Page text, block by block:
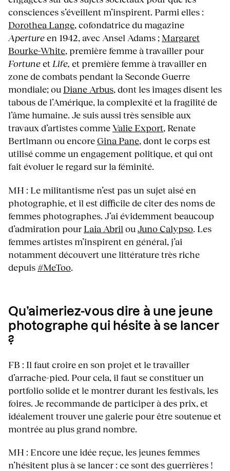
consciences s’éveillent m’inspirent. Parmi elles :
Dorothea Lange, cofondatrice du magazine
Apertureen 1942, avec Ansel Adams ; Margaret
Bourke-White, première femme à travailler pour
FortuneetLife, et première femme à travailler en
zone de combats pendant la Seconde Guerre
mondiale; ou Diane Arbus, dont les images disent les
tabous de l’Amérique, la complexité et la fragilité de
l’âme humaine. Je suis aussi très sensible aux
travaux d’artistes commeValie Export, Renate
Bertlmann ou encoreGina Pane, dont le corps est
utilisé comme un engagement politique, et qui ont
fait évoluer le regard sur la féminité.
MH : Le militantisme n’est pas un sujet aisé en
photographie, et il est difficile de citer des noms de
femmes photographes. J’ai évidemment beaucoup
d’admiration pour Laia Abril ouJuno Calypso. Les
femmes artistes m’inspirent en général, j’ai
notamment découvert une littérature très riche
depuis#MeToo.
Qu’aimeriez-vous dire à une jeune
photographe qui hésite à se lancer
?
FB : Il faut croire en son projet et le travailler
d’arrache-pied. Pour cela, il faut se constituer un
portfolio solide et le montrer durant les festivals, les
foires. Je recommande de participer à des prix, et
idéalement trouver une galerie pour être soutenue et
montrée au plus grand nombre.
MH : Encore une idée reçue, les jeunes femmes
n’hésitent plus à se lancer : ce sont des guerrières !